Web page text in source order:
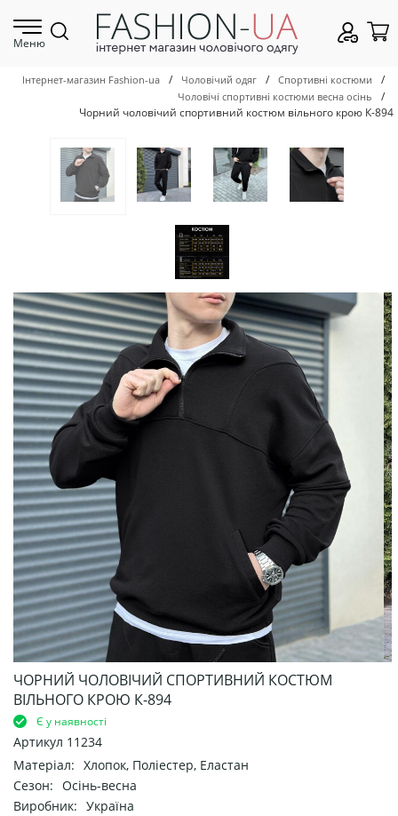
Меню
Інтернет-магазин Fashion-ua / Чоловічий одяг / Спортивні костюми /
Чоловічі спортивні костюми весна осінь
/
Чорний чоловічий спортивний костюм вільного крою К-894
ЧОРНИЙ ЧОЛОВІЧИЙ СПОРТИВНИЙ КОСТЮМ
ВІЛЬНОГО КРОЮ К-894
Є у наявності
Артикул 11234
Матеріал: Хлопок, Поліестер, Еластан
Сезон: Осінь-весна
Виробник: Україна